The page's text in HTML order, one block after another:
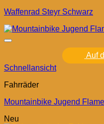
Waffenrad Steyr Schwarz
Auf
Schnellansicht
Fahrräder
Mountainbike Jugend
Neu